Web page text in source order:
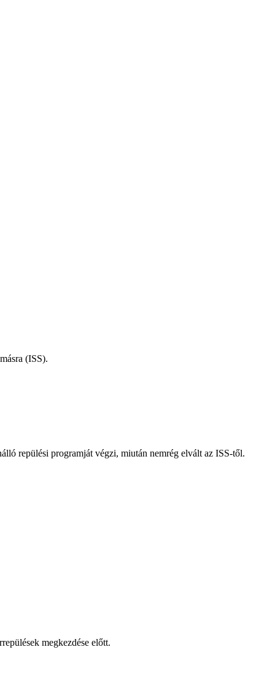
(ISS).
repülési programját végzi, miután nemrég elvált az ISS-től.
megkezdése előtt.